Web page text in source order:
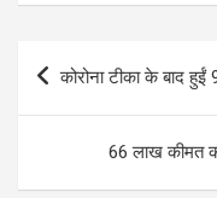
ce
b
o
at
s
A
p
p
Post
navigation
कोरोना टीका के बाद हुईं
66 लाख कीमत